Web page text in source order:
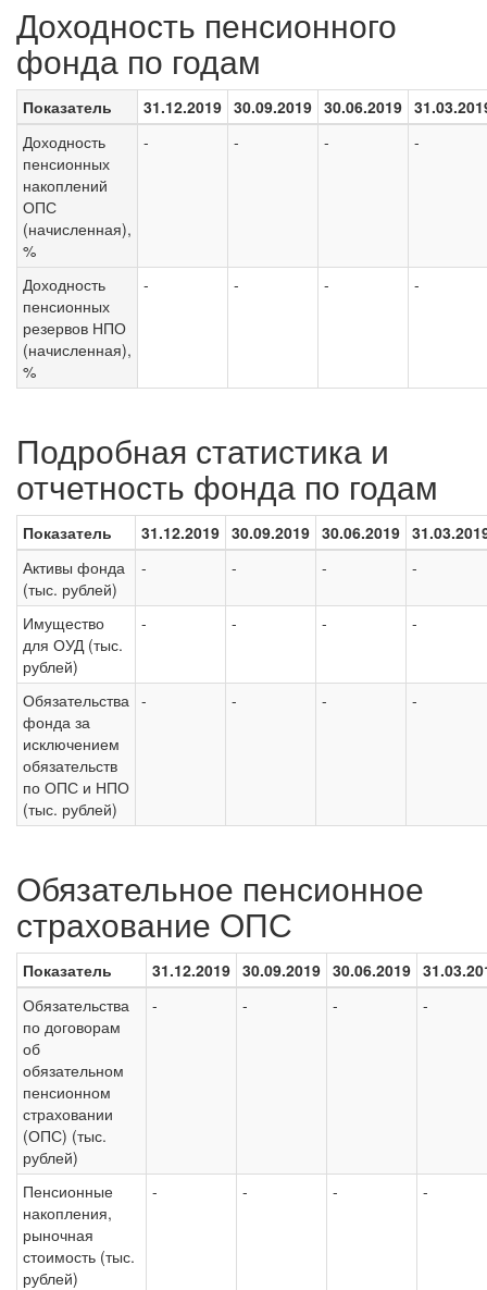
Доходность пенсионного
фонда по годам
Показатель 31.12.2019 30.09.2019 30.06.2019
Доходность
пенсионных
накоплений
ОПС
(начисленная),
%
- - - -
Доходность
пенсионных
резервов НПО
(начисленная),
%
- - - -
Подробная статистика и
отчетность фонда по годам
Показатель 31.12.2019 30.09.2019 30.06.2019
Активы фонда
(тыс. рублей)
- - - -
Имущество
для ОУД (тыс.
рублей)
- - - -
Обязательства
фонда за
исключением
обязательств
по ОПС и НПО
(тыс. рублей)
- - - -
Обязательное пенсионное
страхование ОПС
Показатель 31.12.2019 30.09.2019 30.06.2019
Обязательства
по договорам
об
обязательном
пенсионном
страховании
(ОПС) (тыс.
рублей)
- - - -
Пенсионные
накопления,
рыночная
стоимость (тыс.
рублей)
- - - -